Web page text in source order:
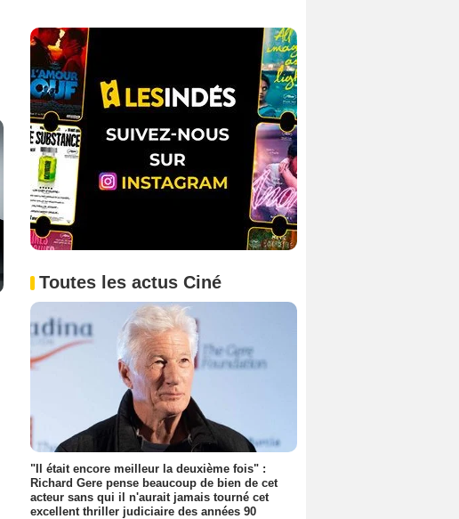
Toutes les actus Ciné
"Il était encore meilleur la deuxième fois" :
Richard Gere pense beaucoup de bien de cet
acteur sans qui il n'aurait jamais tourné cet
excellent thriller judiciaire des années 90